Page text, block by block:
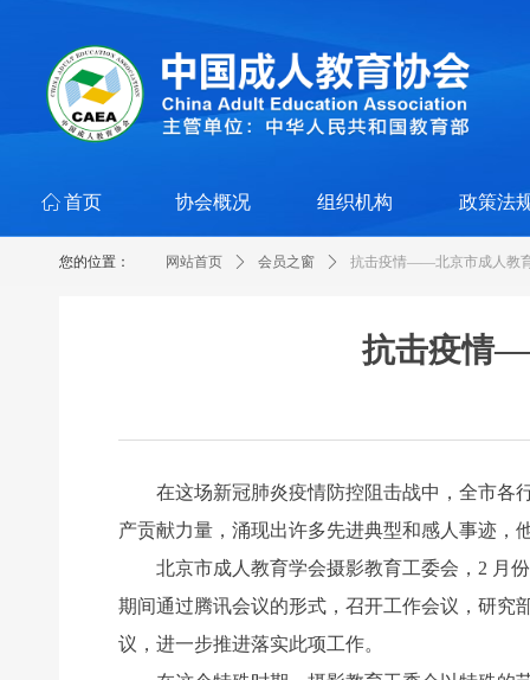
ꀇ 首页 协会概况 组织机构 政策法
网站首页 ꄲ 会员之窗 ꄲ 抗击疫情——北京市成人教
您的位置：
抗击疫情
在这场新冠肺炎疫情防控阻击战中，全市各行
产贡献力量，涌现出许多先进典型和感人事迹，
北京市成人教育学会摄影教育工委会，2 月份
期间通过腾讯会议的形式，召开工作会议，研究
议，进一步推进落实此项工作。